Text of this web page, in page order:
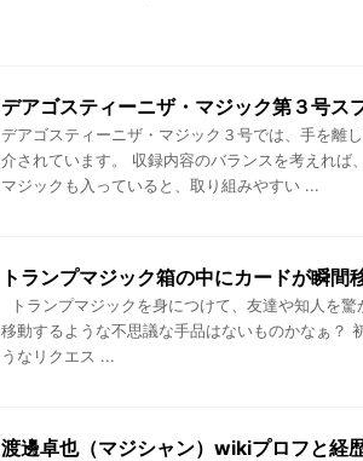
デアゴスティーニザ・マジック第３号ス
デアゴスティーニザ・マジック３号では、手を離
介されています。 収録内容のバランスを考えれば
マジックも入っていると、取り組みやすい ...
トランプマジック箱の中にカードが瞬間
トランプマジックを身につけて、友達や知人を
移動するような不思議な手品はないものかなぁ？
うなリクエス ...
渡邊卓也（マジシャン）wikiプロフと経